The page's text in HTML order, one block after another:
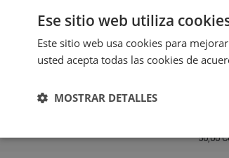
20,00
57,00
50,00
Ese sitio web utiliza
Este sitio web usa cookies para
usted acepta todas las cookies de
MOSTRAR DETALLES